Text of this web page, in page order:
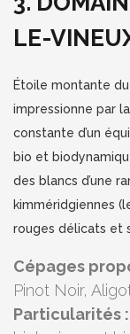
LE-
Étoile montante
impressionne par
constante d’un
bio et
des blancs d’une
kimméridgiennes
rouges délicats et
Cépages
Pinot Noir,
Particularités :